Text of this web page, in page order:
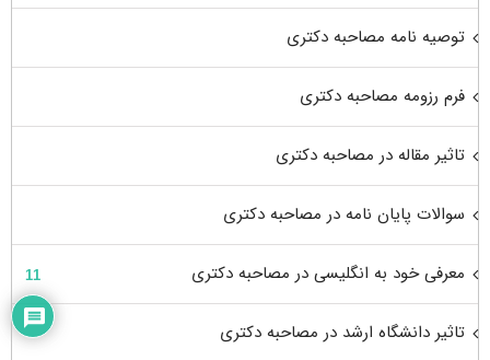
توصیه نامه مصاحبه دکتری
فرم رزومه مصاحبه دکتری
تاثیر مقاله در مصاحبه دکتری
سوالات پایان نامه در مصاحبه دکتری
معرفی خود به انگلیسی در مصاحبه دکتری
تاثیر دانشگاه ارشد در مصاحبه دکتری
11